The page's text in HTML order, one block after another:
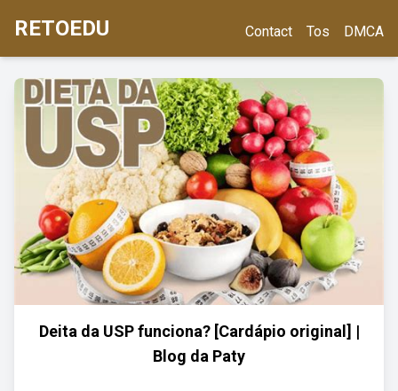
RETOEDU Contact Tos DMCA
Deita da USP funciona? [Cardápio original] |
Blog da Paty